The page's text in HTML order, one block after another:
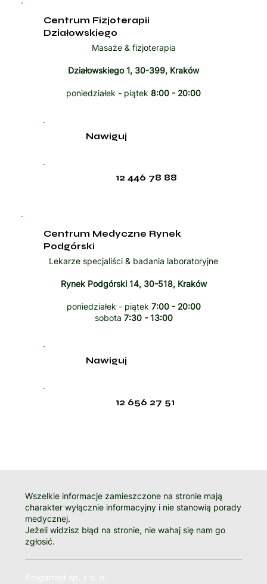
Centrum Fizjoterapii
Działowskiego
Masaże & fizjoterapia
Działowskiego 1, 30-399, Kraków
poniedziałek - piątek 8:00 - 20:00
12 446 78 88
Nawiguj
Centrum Medyczne Rynek
Podgórski
Lekarze specjaliści & badania laboratoryjne
Rynek Podgórski 14, 30-518, Kraków
poniedziałek - piątek 7:00 - 20:00
sobota 7:30 - 13:00
12 656 27 51
Nawiguj
Wszelkie informacje zamieszczone na stronie mają
charakter wyłącznie informacyjny i nie stanowią porady
medycznej.
Jeżeli widzisz błąd na stronie, nie wahaj się nam go
zgłosić.